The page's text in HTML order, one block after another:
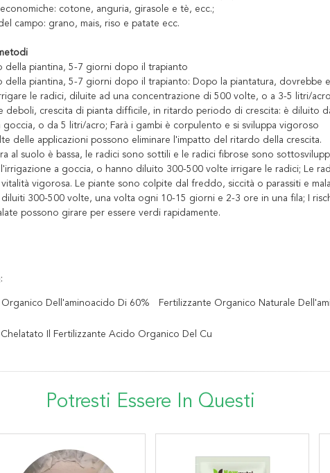
cotone, anguria, girasole e tè, ecc.;
campo: grano, mais, riso e patate ecc.
della piantina, 5-7 giorni dopo il trapianto
della piantina, 5-7 giorni dopo il trapianto: Dopo la piantatura, dovrebbe
le radici, diluite ad una concentrazione di 500 volte, o a 3-5 litri/
deboli, crescita di pianta difficile, in ritardo periodo di crescita: è diluito
goccia, o da 5 litri/acro; Farà i gambi è corpulento e si sviluppa vigoroso
delle applicazioni possono eliminare l'impatto del ritardo della crescita.
al suolo è bassa, le radici sono sottili e le radici fibrose sono
a goccia, o hanno diluito 300-500 volte irrigare le radici; Le
vitalità vigorosa. Le piante sono colpite dal freddo, siccità o parassiti e
300-500 volte, una volta ogni 10-15 giorni e 2-3 ore in una fila; I
possono girare per essere verdi rapidamente.
Organico Dell'aminoacido Di 60% Fertilizzante Organico Naturale
Chelatato Il Fertilizzante Acido Organico Del Cu
Potresti Essere In Questi